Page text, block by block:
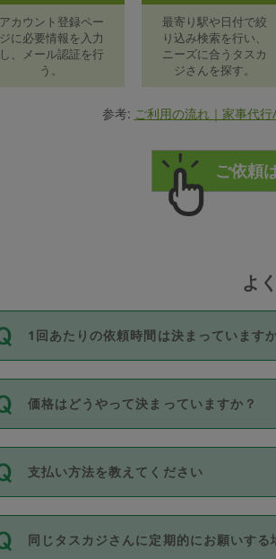
アカウント登録ペー
ジに必要情報を入力
し、メール認証を行
う。
最寄り駅や日付で絞
り込み検索を行い、
ニーズに合うタスカ
ジさんを探す。
参考: ご利用の流れ｜家事代
よ
1回あたりの依頼時間は決まっています
依頼1回につき3時間固定です。3時間を
い。機能をご利用いただくには、タス
が必要です。なお、3時間を下回っても
価格はどうやって決まっていますか？
11種類の価格帯の中からタスカジさん
タスカジさんの価格設定には最初は制
除々に設定可能な最高額が上がってい
支払い方法を教えてください
お支払方法はクレジットカード（Visa
Club）のみとなります。
同じタスカジさんに定期的にお願いする